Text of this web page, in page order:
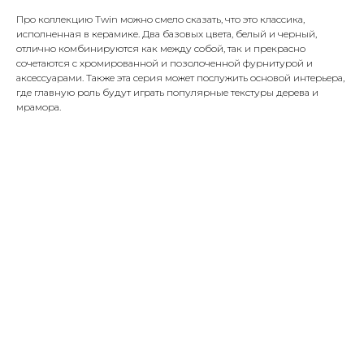
Про коллекцию Twin можно смело сказать, что это классика,
исполненная в керамике. Два базовых цвета, белый и черный,
отлично комбинируются как между собой, так и прекрасно
сочетаются с хромированной и позолоченной фурнитурой и
аксессуарами. Также эта серия может послужить основой интерьера,
где главную роль будут играть популярные текстуры дерева и
мрамора.